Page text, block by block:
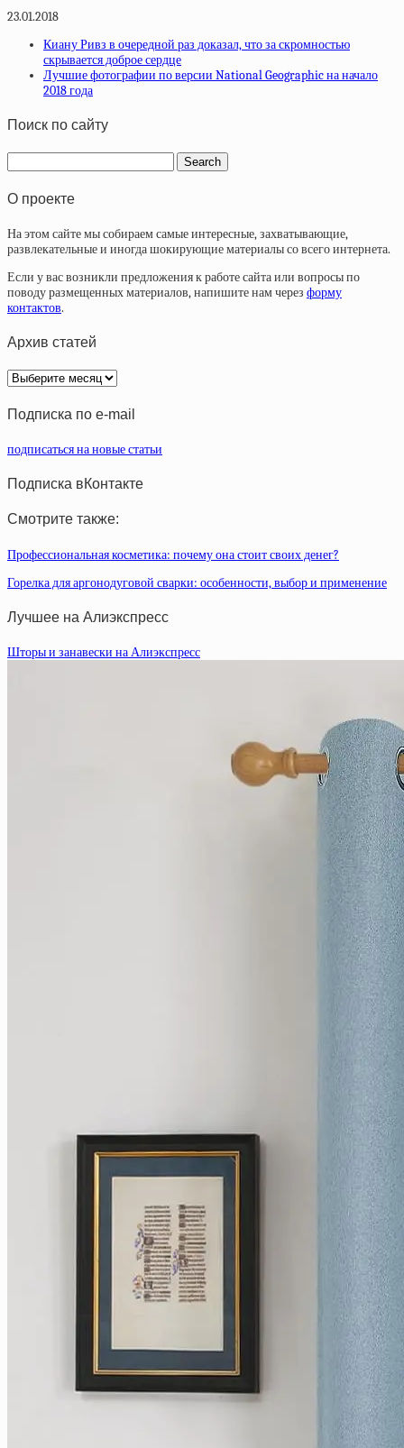
23.01.2018
Киану Ривз в очередной раз доказал, что за скромностью
скрывается доброе сердце
Лучшие фотографии по версии National Geographic на начало
2018 года
Поиск по сайту
О проекте
На этом сайте мы собираем самые интересные, захватывающие,
развлекательные и иногда шокирующие материалы со всего интернета.
Если у вас возникли предложения к работе сайта или вопросы по
поводу размещенных материалов, напишите нам через форму
контактов.
Архив статей
Архив
статей
Подписка по e-mail
подписаться на новые статьи
Подписка вКонтакте
Смотрите также:
Профессиональная косметика: почему она стоит своих денег?
Горелка для аргонодуговой сварки: особенности, выбор и применение
Лучшее на Алиэкспресс
Шторы и занавески на Алиэкспресс